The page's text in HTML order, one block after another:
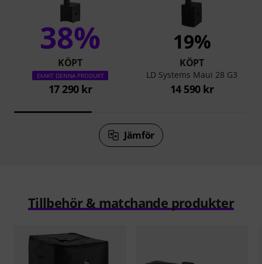
38%
KÖPT
EXAKT DENNA PRODUKT
17 290 kr
19%
KÖPT
LD Systems Maui 28 G3
14 590 kr
Jämför
Tillbehör & matchande produkter